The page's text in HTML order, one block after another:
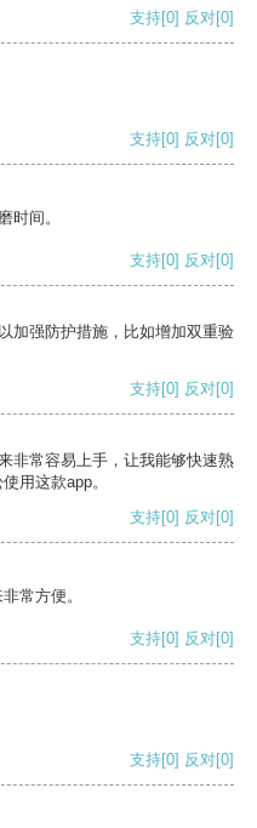
支持[0] 反对[0]
支持[0] 反对[0]
时间。
支持[0] 反对[0]
加强防护措施，比如增加双重验
支持[0] 反对[0]
非常容易上手，让我能够快速熟
用这款app。
支持[0] 反对[0]
常方便。
支持[0] 反对[0]
支持[0] 反对[0]